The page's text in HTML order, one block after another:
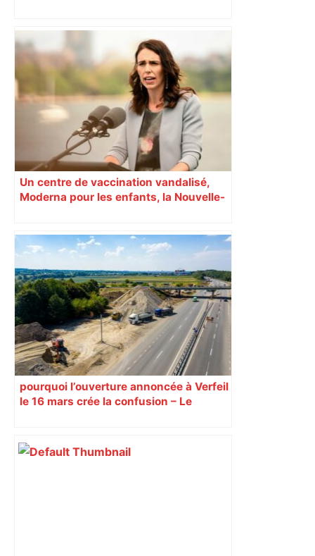
Un centre de vaccination vandalisé,
Moderna pour les enfants, la Nouvelle-
pourquoi l’ouverture annoncée à Verfeil
le 16 mars crée la confusion – Le